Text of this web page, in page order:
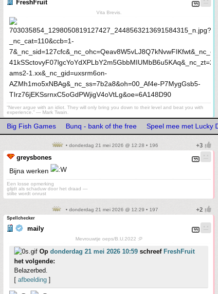
FreshFruit
Vita Brevis.
“Never argue with an idiot. They will only bring you down to their level and beat you with
experience.” ― Mark Twain.
Big Fish Games Bunq - bank of the free Speel mee met Lucky
• donderdag 21 mei 2026 @ 12:28 • 196
greysbones
Bijna werken
Een losse opmerking
glijdt als schaduw door het draad —
stilte wordt onrust
• donderdag 21 mei 2026 @ 12:29 • 197
Spellchecker
maily
Mevrouwtje oeps/B.U.2022 :P
Op donderdag 21 mei 2026 10:59 schreef FreshFruit
het volgende:
Belazerbed.
[ afbeelding ]